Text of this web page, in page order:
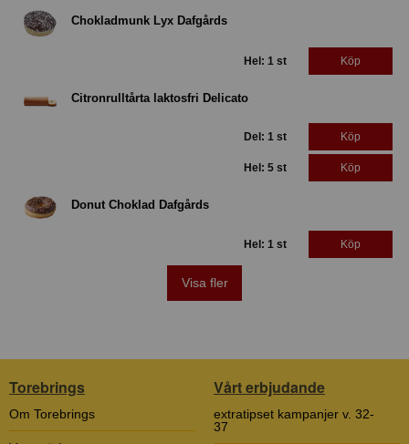
Chokladmunk Lyx Dafgårds
Hel: 1 st Köp
Citronrulltårta laktosfri Delicato
Del: 1 st Köp
Hel: 5 st Köp
Donut Choklad Dafgårds
Hel: 1 st Köp
Visa fler
Torebrings
Om Torebrings
Vårt erbjudande
extratipset kampanjer v. 32-
37